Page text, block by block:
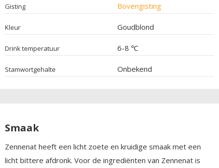
Gisting Bovengisting
Kleur Goudblond
Drink temperatuur 6-8 ℃
Stamwortgehalte Onbekend
Smaak
Zennenat heeft een licht zoete en kruidige smaak met een
licht bittere afdronk. Voor de ingrediënten van Zennenat is